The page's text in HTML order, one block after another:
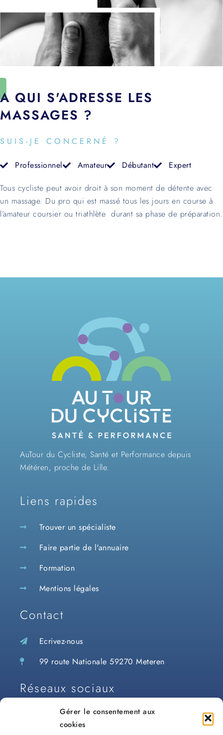
Gérer le consentement aux
cookies
A QUI S'ADRESSE LES
MASSAGES ?
SUIS-JE CONCERNÉ ?
Professionnel Amateur Débutant
Expert
Tous cycliste peut avoir droit à son moment de détente avec
un massage. Du pro qui est massé tous les jours en course à
l’amateur coursier ou triathlète durant sa phase de préparation.
AuTour du Cycliste, Santé et Performance depuis
Météren, proche de Lille.
Liens rapides
Trouver un spécialiste
Faire partie de l'annuaire
Formation
Mentions légales
Contact
Ecrivez-nous
99 route Nationale 59270 Meteren
Réseaux sociaux
Clinique Meteren :